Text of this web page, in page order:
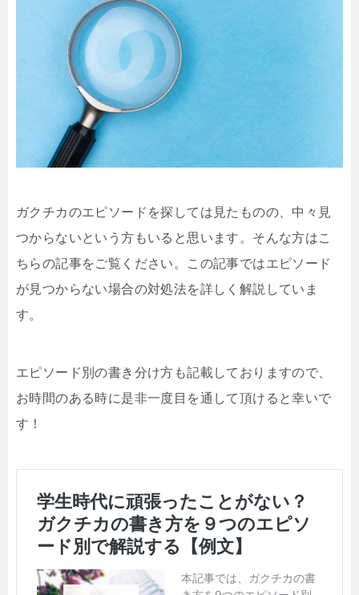
ガクチカのエピソードを探しては見たものの、中々見
つからないという方もいると思います。そんな方はこ
ちらの記事をご覧ください。この記事ではエピソード
が見つからない場合の対処法を詳しく解説していま
す。
エピソード別の書き分け方も記載しておりますので、
お時間のある時に是非一度目を通して頂けると幸いで
す！